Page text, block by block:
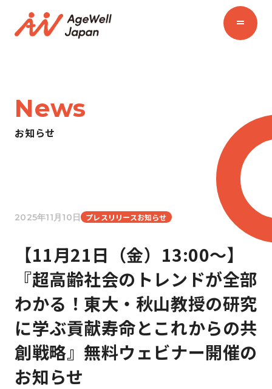
News
お知らせ
2025年11月10日 プレスリリースお知らせ
【11月21日（金）13:00〜】
『超高齢社会のトレンドが全部
わかる！東大・秋山教授の研究
に学ぶ貢献寿命とこれからの共
創戦略』無料ウェビナー開催の
お知らせ